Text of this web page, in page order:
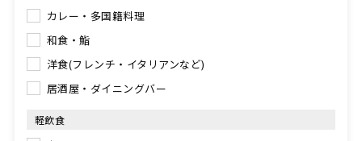
カレー・多国籍料理
和食・鮨
洋食(フレンチ・イタリアンなど)
居酒屋・ダイニングバー
軽飲食